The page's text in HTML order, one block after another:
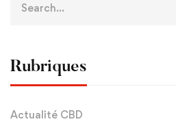
Rubriques
Actualité CBD